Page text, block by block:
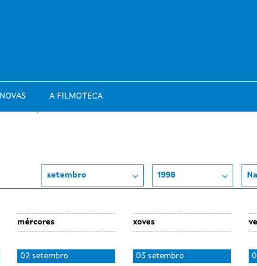
NOVAS A FILMOTECA
setembro 1998
mércores xoves
02 setembro 03 setembro